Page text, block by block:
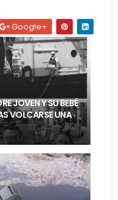
Google+
JOVEN Y SU BEBÉ
VOLCARSE UNA